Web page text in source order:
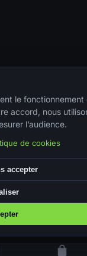
le fonctionnement
accord, nous
l’audience.
de cookies
accepter